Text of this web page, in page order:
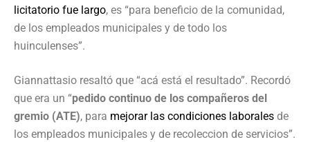
licitatorio fue largo, es “para beneficio de la comunidad,
de los empleados municipales y de todo los
huinculenses”.
Giannattasio resaltó que “acá está el resultado”. Recordó
que era un “pedido continuo de los compañeros del
gremio (ATE), para mejorar las condiciones laborales de
los empleados municipales y de recoleccion de servicios”.